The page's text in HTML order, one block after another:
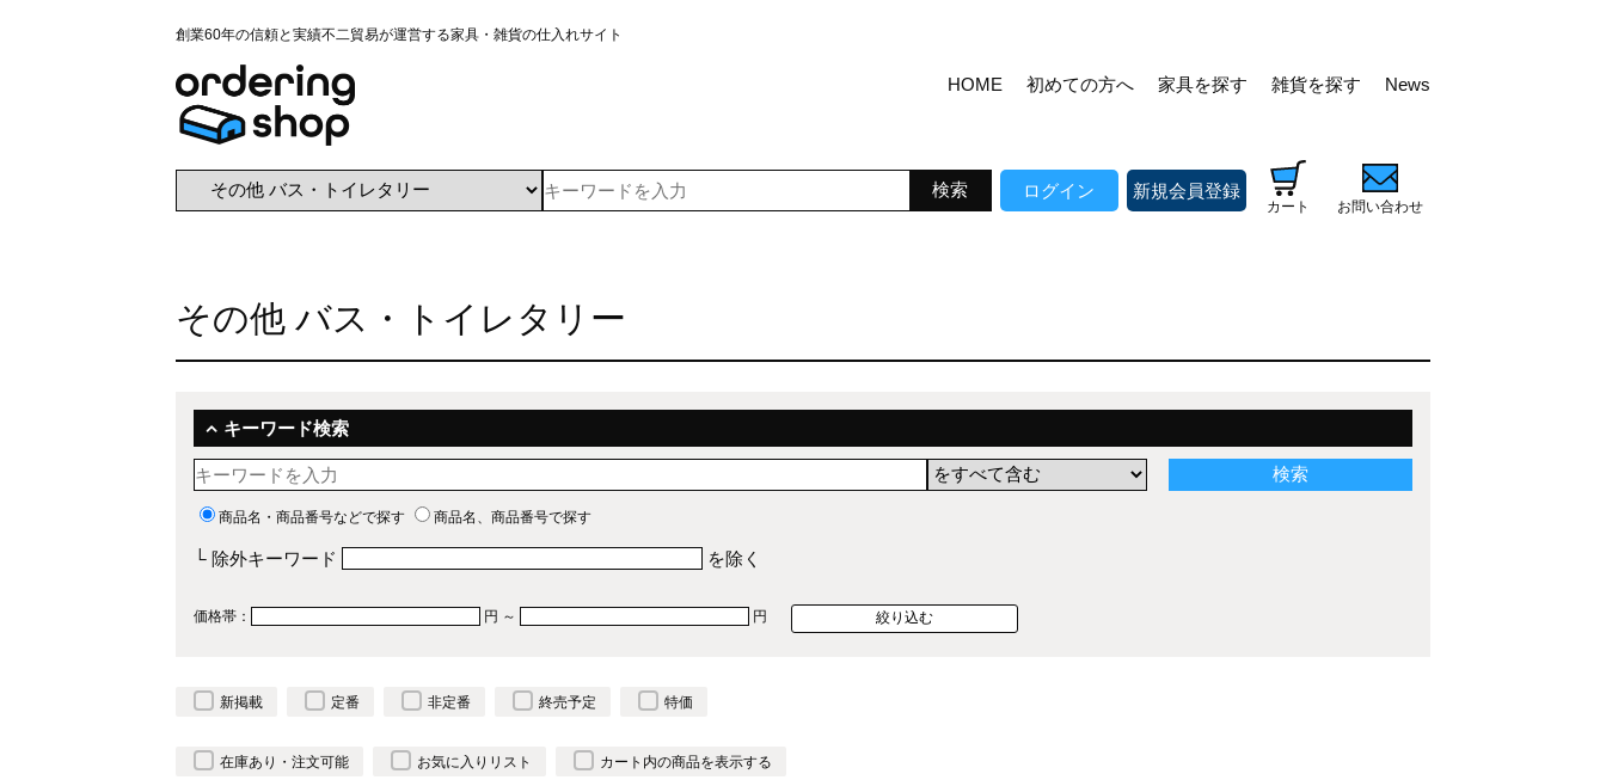
創業60年の信頼と実績不二貿易が運営する家具・雑貨の仕入れサイト
HOME 初めての方へ 家具を探す 雑貨を探す News
ログイン 新規会員登録
カート お問い合わせ
その他 バス・トイレタリー
キーワード検索
商品名・商品番号などで探す 商品名、商品番号で探す
└ 除外キーワード を除く
価格帯： 円 ～ 円
新掲載 定番 非定番 終売予定 特価
在庫あり・注文可能 お気に入りリスト カート内の商品を表示する